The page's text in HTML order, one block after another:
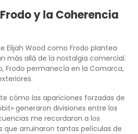
y la Coherencia
Elijah Wood como Frodo plantea
más allá de la nostalgia comercial.
Frodo permanecía en la Comarca,
cómo las apariciones forzadas de
generaron divisiones entre los
me recordaron a los
que arruinaron tantas películas de